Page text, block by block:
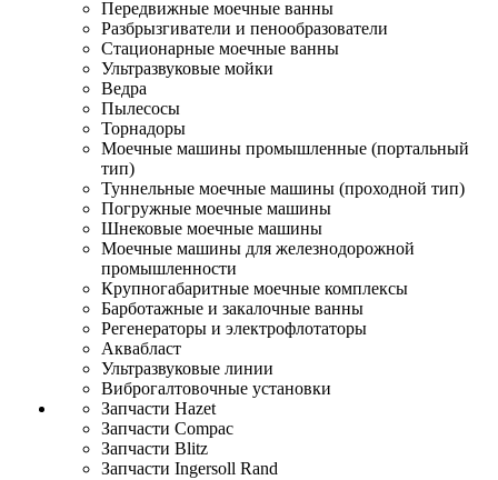
Передвижные моечные ванны
Разбрызгиватели и пенообразователи
Стационарные моечные ванны
Ультразвуковые мойки
Ведра
Пылесосы
Торнадоры
Моечные машины промышленные (портальный
тип)
Туннельные моечные машины (проходной тип)
Погружные моечные машины
Шнековые моечные машины
Моечные машины для железнодорожной
промышленности
Крупногабаритные моечные комплексы
Барботажные и закалочные ванны
Регенераторы и электрофлотаторы
Аквабласт
Ультразвуковые линии
Виброгалтовочные установки
Запчасти Hazet
Запчасти Compac
Запчасти Blitz
Запчасти Ingersoll Rand